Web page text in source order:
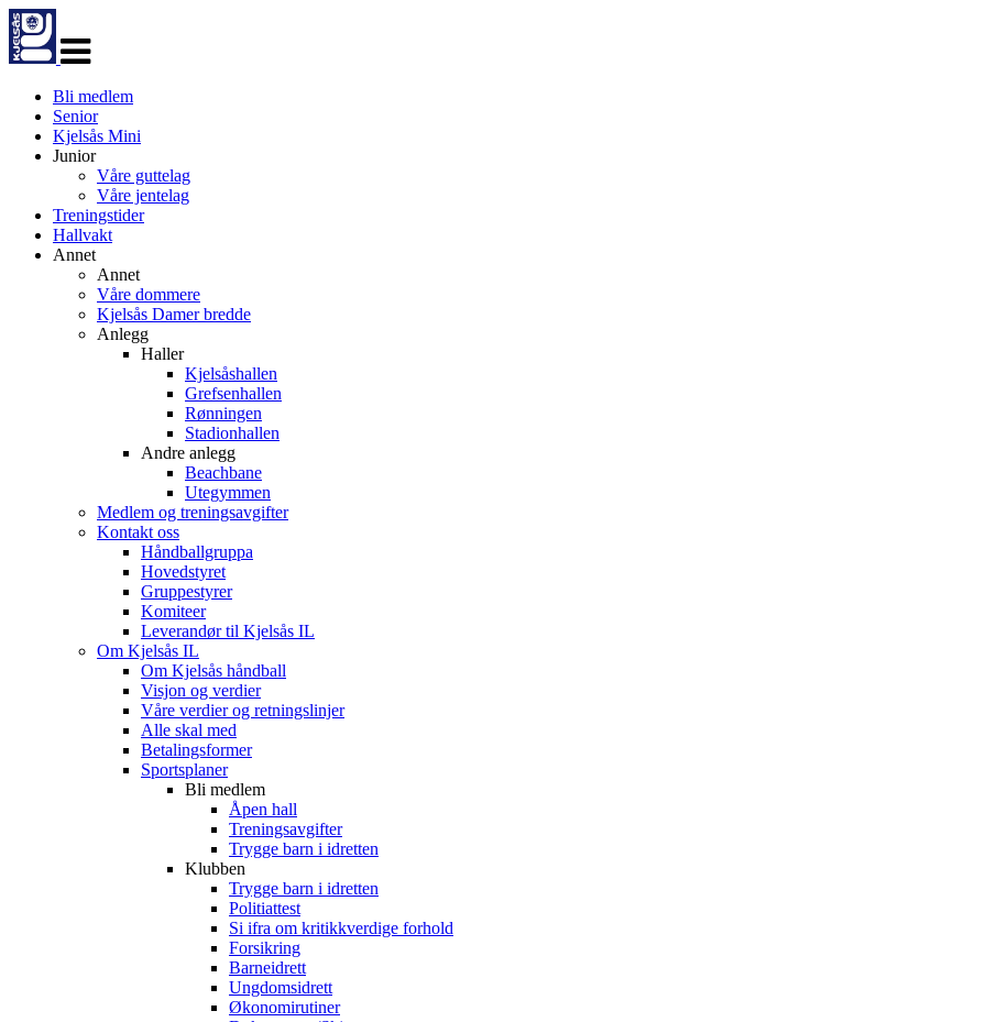
navigasjon
Bli medlem
Senior
Kjelsås Mini
Junior
Våre guttelag
Våre jentelag
Treningstider
Hallvakt
Annet
Annet
Våre dommere
Kjelsås Damer bredde
Anlegg
Haller
Kjelsåshallen
Grefsenhallen
Rønningen
Stadionhallen
Andre anlegg
Beachbane
Utegymmen
Medlem og treningsavgifter
Kontakt oss
Håndballgruppa
Hovedstyret
Gruppestyrer
Komiteer
Leverandør til Kjelsås IL
Om Kjelsås IL
Om Kjelsås håndball
Visjon og verdier
Våre verdier og retningslinjer
Alle skal med
Betalingsformer
Sportsplaner
Bli medlem
Åpen hall
Treningsavgifter
Trygge barn i idretten
Klubben
Trygge barn i idretten
Politiattest
Si ifra om kritikkverdige forhold
Forsikring
Barneidrett
Ungdomsidrett
Økonomirutiner